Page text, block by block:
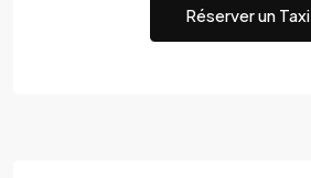
Réserver un Taxi